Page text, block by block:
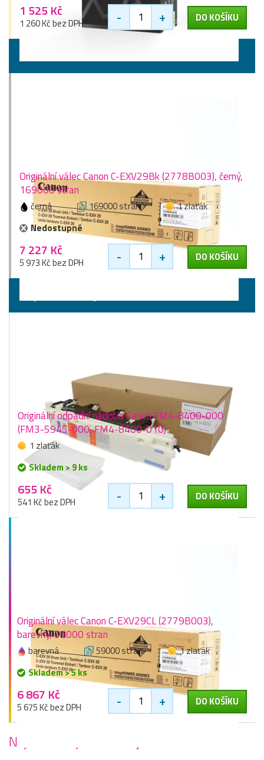
1 525 Kč
1 260 Kč bez DPH - + DO KOŠÍKU
Originální válec Canon C-EXV29Bk (2778B003), černý,
169000 stran
černá 169000 stran
1 zlaťák
Nedostupné
7 227 Kč
5 973 Kč bez DPH - + DO KOŠÍKU
Originální odpadní nádoba Canon FM4-8400-000
(FM3-5945-000, FM4-8400-010)
1 zlaťák
Skladem > 9 ks
655 Kč
541 Kč bez DPH - + DO KOŠÍKU
Originální válec Canon C-EXV29CL (2779B003),
barevný, 59000 stran
barevná 59000 stran
1 zlaťák
Skladem > 5 ks
6 867 Kč
5 675 Kč bez DPH - + DO KOŠÍKU
Nejoblíbenější